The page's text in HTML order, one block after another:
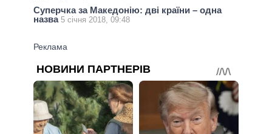
Суперчка за Македонію: дві країни – одна
назва 5 січня 2018, 09:48